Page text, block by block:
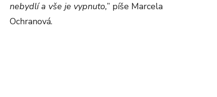
nebydlí a vše je vypnuto,” píše Marcela
Ochranová.